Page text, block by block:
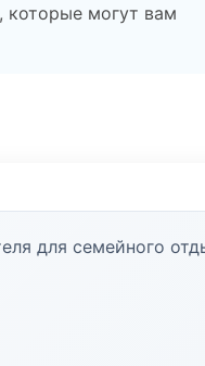
которые могут вам
для семейного